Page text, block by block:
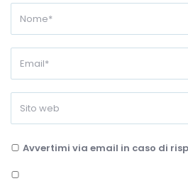
Avvertimi via email in caso di